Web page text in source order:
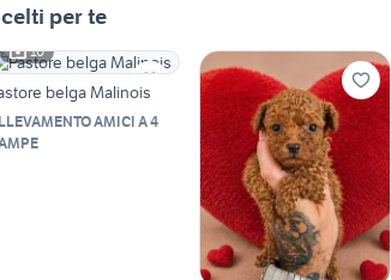
per te
10
belga Malinois
AMICI A 4